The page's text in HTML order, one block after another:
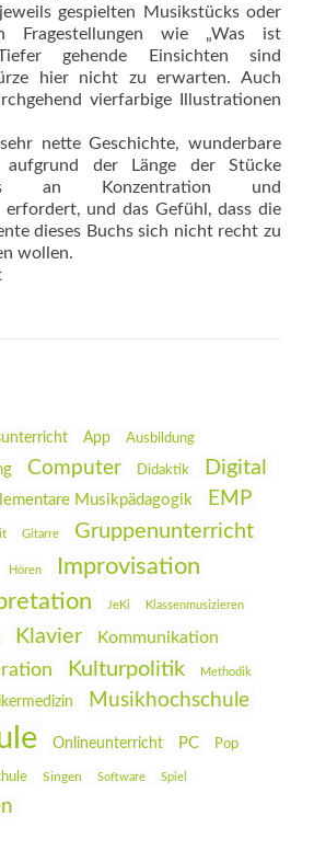
gespielten Musikstücks oder
Fragestellungen wie „Was ist
Tiefer gehende Einsichten sind
hier nicht zu erwarten. Auch
vierfarbige Illustrationen
nette Geschichte, wunderbare
aufgrund der Länge der Stücke
an Konzentration und
erfordert, und das Gefühl, dass die
dieses Buchs sich nicht recht zu
wollen.
App Ausbildung
Computer Didaktik Digital
Musikpädagogik EMP
Gitarre Gruppenunterricht
Hören Improvisation
JeKi Klassenmusizieren
Klavier Kommunikation
Kulturpolitik Methodik
Musikhochschule
Onlineunterricht PC Pop
Singen Software Spiel